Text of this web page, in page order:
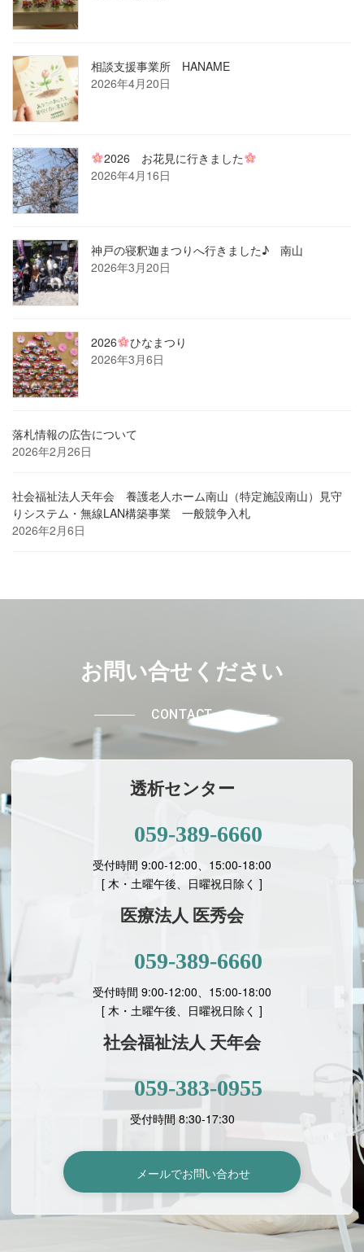
相談支援事業所 HANAME
2026年4月20日
2026 お花見に行きました
2026年4月16日
神戸の寝釈迦まつりへ行きました♪ 南山
2026年3月20日
2026
ひなまつり
2026年3月6日
落札情報の広告について
2026年2月26日
社会福祉法人天年会 養護老人ホーム南山（特定施設南山）見守
りシステム・無線LAN構築事業 一般競争入札
2026年2月6日
お問い合せください
CONTACT
透析センター
059-389-6660
受付時間 9:00-12:00、15:00-18:00
[ 木・土曜午後、日曜祝日除く ]
医療法人 医秀会
059-389-6660
受付時間 9:00-12:00、15:00-18:00
[ 木・土曜午後、日曜祝日除く ]
社会福祉法人 天年会
059-383-0955
受付時間 8:30-17:30
メールでお問い合わせ